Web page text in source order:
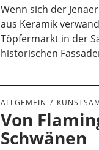
Wenn sich der
aus Keramik
Töpfermarkt in der
historischen
ALLGEMEIN
Von
Schwänen